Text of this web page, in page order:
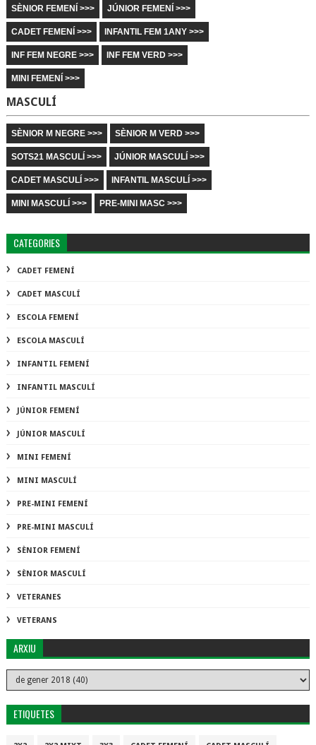
SÈNIOR FEMENÍ >>> JÚNIOR FEMENÍ >>>
CADET FEMENÍ >>> INFANTIL FEM 1ANY >>>
INF FEM NEGRE >>> INF FEM VERD >>>
MINI FEMENÍ >>>
MASCULÍ
SÈNIOR M NEGRE >>> SÈNIOR M VERD >>>
SOTS21 MASCULÍ >>> JÚNIOR MASCULÍ >>>
CADET MASCULÍ >>> INFANTIL MASCULÍ >>>
MINI MASCULÍ >>> PRE-MINI MASC >>>
CATEGORIES
CADET FEMENÍ
CADET MASCULÍ
ESCOLA FEMENÍ
ESCOLA MASCULÍ
INFANTIL FEMENÍ
INFANTIL MASCULÍ
JÚNIOR FEMENÍ
JÚNIOR MASCULÍ
MINI FEMENÍ
MINI MASCULÍ
PRE-MINI FEMENÍ
PRE-MINI MASCULÍ
SÈNIOR FEMENÍ
SÈNIOR MASCULÍ
VETERANES
VETERANS
ARXIU
ETIQUETES